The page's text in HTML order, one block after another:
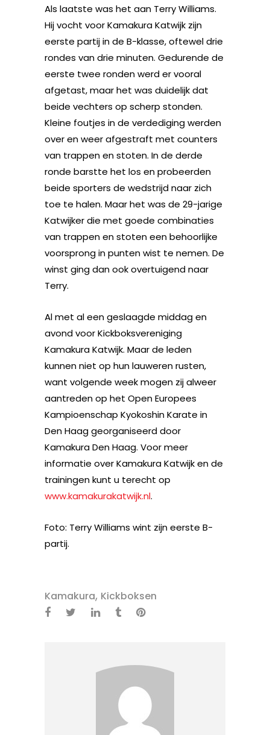
Als laatste was het aan Terry Williams.
Hij vocht voor Kamakura Katwijk zijn
eerste partij in de B-klasse, oftewel drie
rondes van drie minuten. Gedurende de
eerste twee ronden werd er vooral
afgetast, maar het was duidelijk dat
beide vechters op scherp stonden.
Kleine foutjes in de verdediging werden
over en weer afgestraft met counters
van trappen en stoten. In de derde
ronde barstte het los en probeerden
beide sporters de wedstrijd naar zich
toe te halen. Maar het was de 29-jarige
Katwijker die met goede combinaties
van trappen en stoten een behoorlijke
voorsprong in punten wist te nemen. De
winst ging dan ook overtuigend naar
Terry.
Al met al een geslaagde middag en
avond voor Kickboksvereniging
Kamakura Katwijk. Maar de leden
kunnen niet op hun lauweren rusten,
want volgende week mogen zij alweer
aantreden op het Open Europees
Kampioenschap Kyokoshin Karate in
Den Haag georganiseerd door
Kamakura Den Haag. Voor meer
informatie over Kamakura Katwijk en de
trainingen kunt u terecht op
www.kamakurakatwijk.nl.
Foto: Terry Williams wint zijn eerste B-
partij.
Kamakura, Kickboksen